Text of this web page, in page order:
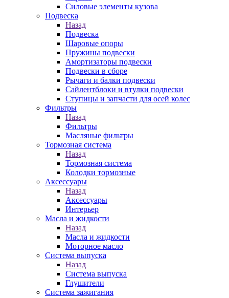
Силовые элементы кузова
Подвеска
Назад
Подвеска
Шаровые опоры
Пружины подвески
Амортизаторы подвески
Подвески в сборе
Рычаги и балки подвески
Сайлентблоки и втулки подвески
Ступицы и запчасти для осей колес
Фильтры
Назад
Фильтры
Масляные фильтры
Тормозная система
Назад
Тормозная система
Колодки тормозные
Аксессуары
Назад
Аксессуары
Интерьер
Масла и жидкости
Назад
Масла и жидкости
Моторное масло
Система выпуска
Назад
Система выпуска
Глушители
Система зажигания